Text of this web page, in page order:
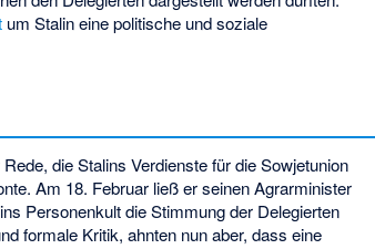
um Stalin eine politische und soziale
die Stalins Verdienste für die Sowjetunion
Am 18. Februar ließ er seinen Agrarminister
Personenkult die Stimmung der Delegierten
formale Kritik, ahnten nun aber, dass eine